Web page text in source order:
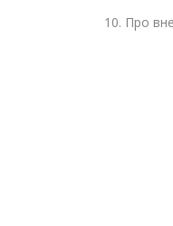
10. Про